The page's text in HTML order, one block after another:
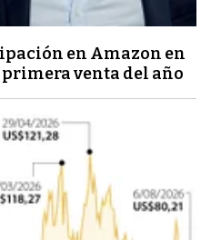
en Amazon en
venta del año